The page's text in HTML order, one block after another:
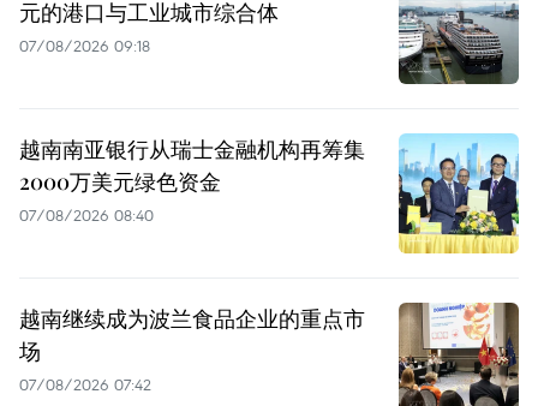
元的港口与工业城市综合体
07/08/2026 09:18
越南南亚银行从瑞士金融机构再筹集
2000万美元绿色资金
07/08/2026 08:40
越南继续成为波兰食品企业的重点市
场
07/08/2026 07:42